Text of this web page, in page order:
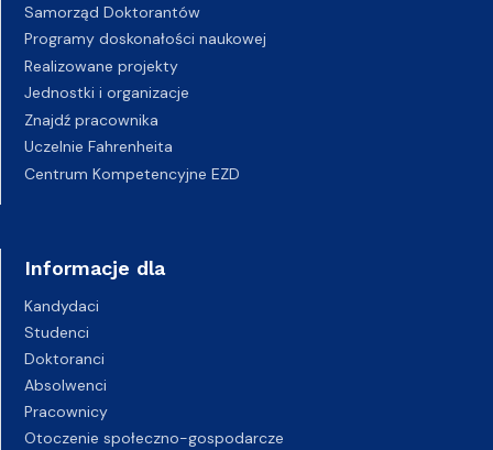
Samorząd Doktorantów
Programy doskonałości naukowej
Realizowane projekty
Jednostki i organizacje
Znajdź pracownika
Uczelnie Fahrenheita
Centrum Kompetencyjne EZD
Informacje dla
Kandydaci
Studenci
Doktoranci
Absolwenci
Pracownicy
Otoczenie społeczno-gospodarcze